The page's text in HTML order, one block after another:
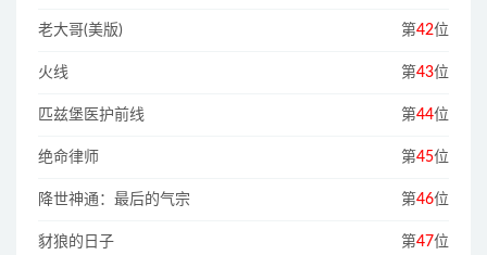
老大哥(美版) 第42位
火线 第43位
匹兹堡医护前线 第44位
绝命律师 第45位
降世神通：最后的气宗 第46位
豺狼的日子 第47位